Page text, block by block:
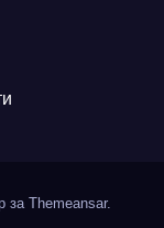
заThemeansar.